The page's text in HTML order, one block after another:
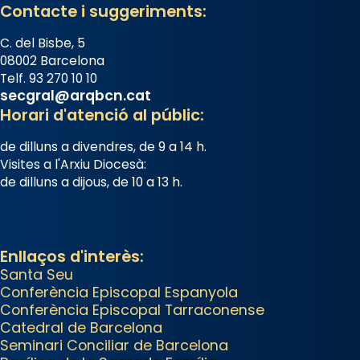
tingut lloc la missa d’acció de
gràcies en agraïment al comitè
organitzador de la visita
apostòlica del Sant Pare Lleó XIV
a Barcelona, i als col·laboradors,
a la Catedral de Barcelona.
L’arquebisbe de Barcelona, el
cardenal Joan Josep Omella, ha
presidit la missa i l’ha
📸 Dr. G. Simón
Photo
View on Facebook Share
Contacte i suggeriments:
C. del Bisbe, 5
08002 Barcelona
Telf. 93 270 10 10
secgral@arqbcn.cat
Horari d'atenció al públic:
de dilluns a divendres, de 9 a 14 h.
Visites a l'Arxiu Diocesà:
de dilluns a dijous, de 10 a 13 h.
Enllaços d'interès:
Santa Seu
Conferència Episcopal Espanyola
Conferència Episcopal Tarraconense
Catedral de Barcelona
Seminari Conciliar de Barcelona